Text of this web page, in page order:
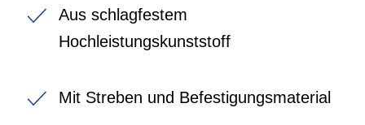
Aus schlagfestem
Hochleistungskunststoff
Mit Streben und Befestigungsmaterial